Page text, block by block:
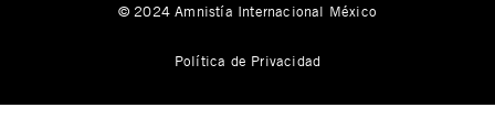
© 2024 Amnistía Internacional México
Política de Privacidad